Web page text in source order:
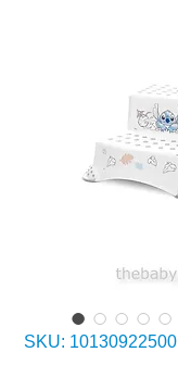
SKU: 10130922500